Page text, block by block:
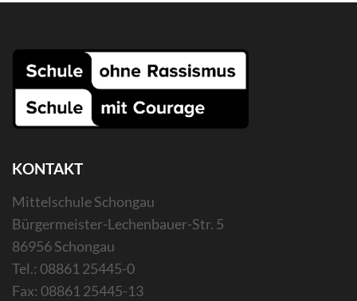
KONTAKT
Mittelschule Schongau
Bürgermeister-Lechenbauer-Str. 5
86956 Schongau
Tel.: 08861 25445-0
Fax: 08861 25445-13